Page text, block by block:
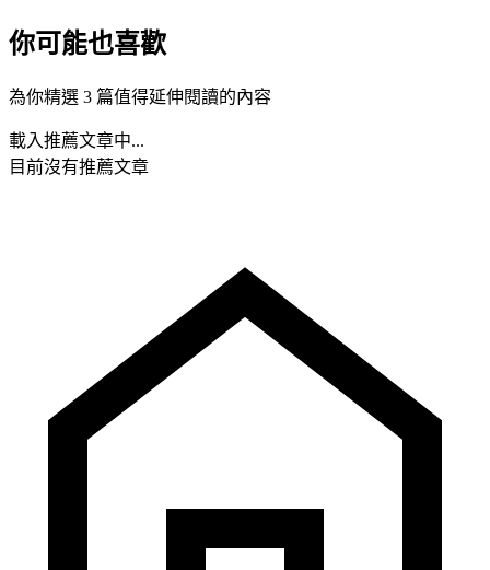
你可能也喜歡
為你精選 3 篇值得延伸閱讀的內容
載入推薦文章中...
目前沒有推薦文章